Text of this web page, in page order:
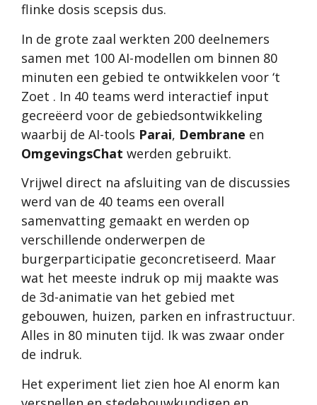
flinke dosis scepsis dus.
In de grote zaal werkten 200 deelnemers
samen met 100 AI-modellen om binnen 80
minuten een gebied te ontwikkelen voor ‘t
Zoet . In 40 teams werd interactief input
gecreëerd voor de gebiedsontwikkeling
waarbij de AI-tools Parai, Dembrane en
OmgevingsChat werden gebruikt.
Vrijwel direct na afsluiting van de discussies
werd van de 40 teams een overall
samenvatting gemaakt en werden op
verschillende onderwerpen de
burgerparticipatie geconcretiseerd. Maar
wat het meeste indruk op mij maakte was
de 3d-animatie van het gebied met
gebouwen, huizen, parken en infrastructuur.
Alles in 80 minuten tijd. Ik was zwaar onder
de indruk.
Het experiment liet zien hoe AI enorm kan